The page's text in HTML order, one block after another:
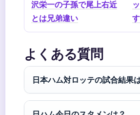
沢栄一の子孫で尾上右近
とは兄弟違い
よくある質問
日本ハム対ロッテの試合結果